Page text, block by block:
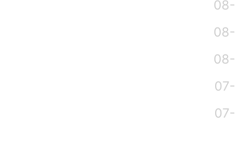
08-
04
08-
03
08-
03
07-
28
07-